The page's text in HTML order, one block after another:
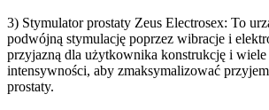
3) Stymulator prostaty Zeus Electrosex: To
podwójną stymulację poprzez wibracje i
przyjazną dla użytkownika konstrukcję i
intensywności, aby zmaksymalizować
prostaty.